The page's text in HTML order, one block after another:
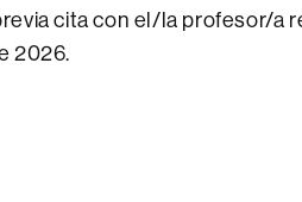
cita con el/la profesor/a
2026.